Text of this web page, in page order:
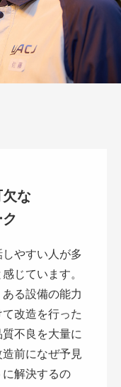
欠な
やすい人が多
じています。
る設備の能力
改造を行った
不良を大量に
前になぜ予見
解決するの